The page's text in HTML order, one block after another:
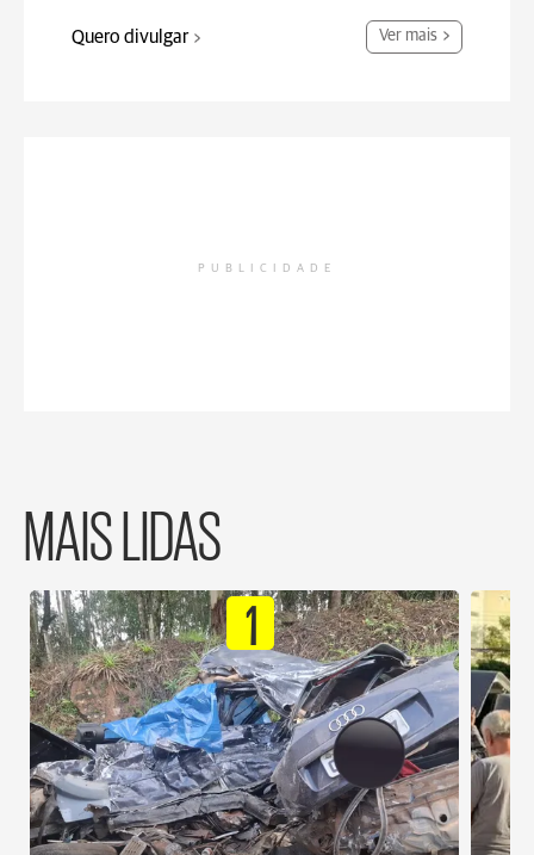
Quero divulgar Ver mais
PUBLICIDADE
MAIS LIDAS
1